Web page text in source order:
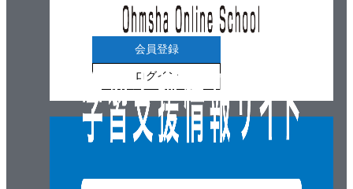
会員登録
ログイン